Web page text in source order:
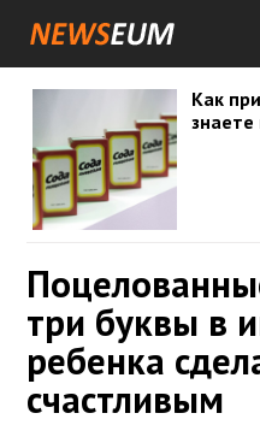
Как
три буквы в
ребенка
счастливым